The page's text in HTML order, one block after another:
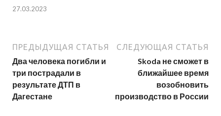
27.03.2023
ПРЕДЫДУЩАЯ СТАТЬЯ
Два человека погибли и
три пострадали в
результате ДТП в
Дагестане
СЛЕДУЮЩАЯ СТАТЬЯ
Skoda не сможет в
ближайшее время
возобновить
производство в России